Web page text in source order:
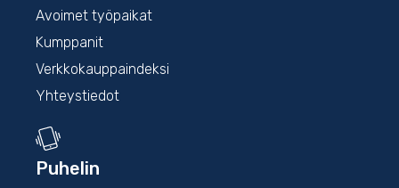
Avoimet työpaikat
Kumppanit
Verkkokauppaindeksi
Yhteystiedot
Puhelin